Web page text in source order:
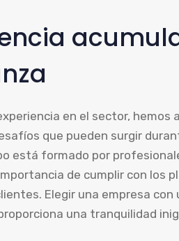
en el sector,
que pueden surgir
está formado por
de cumplir con los
Elegir una empresa
una tranquilidad